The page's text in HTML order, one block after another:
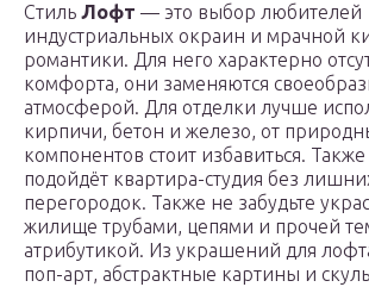
Стиль Лофт — это выбор любителей
индустриальных окраин и мрачной
романтики. Для него характерно
комфорта, они заменяются
атмосферой. Для отделки лучше
кирпичи, бетон и железо, от
компонентов стоит избавиться.
подойдёт квартира-студия без
перегородок. Также не забудьте
жилище трубами, цепями и прочей
атрибутикой. Из украшений для
поп-арт, абстрактные картины и